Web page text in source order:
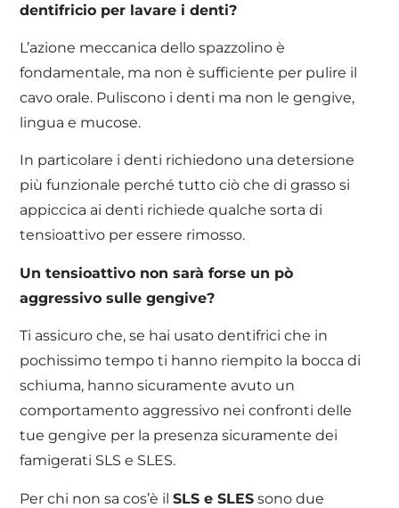
dentifricio per lavare i denti?
L’azione meccanica dello spazzolino è
fondamentale, ma non è sufficiente per pulire il
cavo orale. Puliscono i denti ma non le gengive,
lingua e mucose.
In particolare i denti richiedono una detersione
più funzionale perché tutto ciò che di grasso si
appiccica ai denti richiede qualche sorta di
tensioattivo per essere rimosso.
Un tensioattivo non sarà forse un pò
aggressivo sulle gengive?
Ti assicuro che, se hai usato dentifrici che in
pochissimo tempo ti hanno riempito la bocca di
schiuma, hanno sicuramente avuto un
comportamento aggressivo nei confronti delle
tue gengive per la presenza sicuramente dei
famigerati SLS e SLES.
Per chi non sa cos’è ilSLS e SLES sono due